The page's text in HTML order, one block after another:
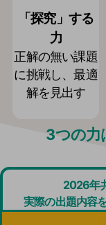
「探究」する
力
正解の無い課題
に挑戦し、最適
解を見出す
3つの力
2026年
実際の出題内容